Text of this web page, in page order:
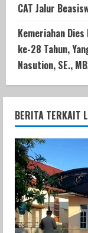
CAT Jalur
Kemeriahan
ke-28 Tahun,
Nasution, SE.,
BERITA TERKAIT